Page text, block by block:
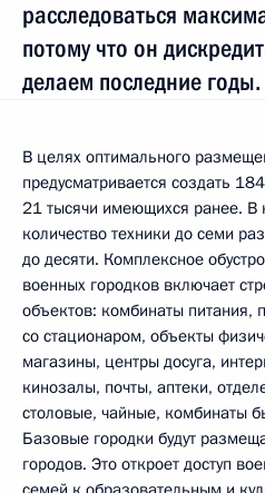
расследоваться
потому что он
делаем последние годы.
В целях оптимального
предусматривается создать
21 тысячи имеющихся ранее. В
количество техники до семи
до десяти. Комплексное
военных городков включает
объектов: комбинаты питания,
со стационаром, объекты
магазины, центры досуга,
кинозалы, почты, аптеки,
столовые, чайные, комбинаты
Базовые городки будут
городов. Это откроет доступ